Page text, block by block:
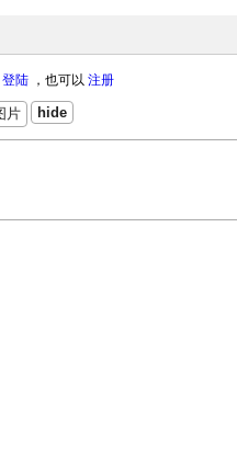
登陆 ，也可以 注册